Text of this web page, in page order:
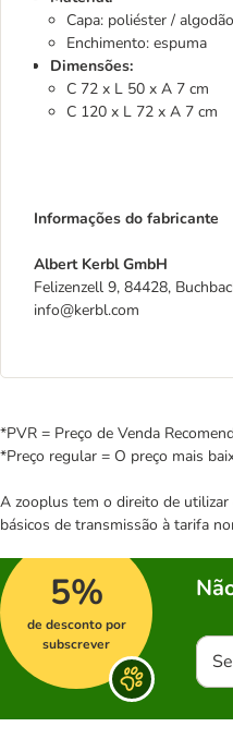
Capa: poliéster / algodão
Enchimento: espuma
Dimensões:
C 72 x L 50 x A 7 cm
C 120 x L 72 x A 7 cm
Informações do fabricante
Albert Kerbl GmbH
Felizenzell 9, 84428,
info@kerbl.com
*PVR = Preço de Venda
*Preço regular = O preço mais
A zooplus tem o direito de
básicos de transmissão à tarifa
5%
de desconto por
subscrever